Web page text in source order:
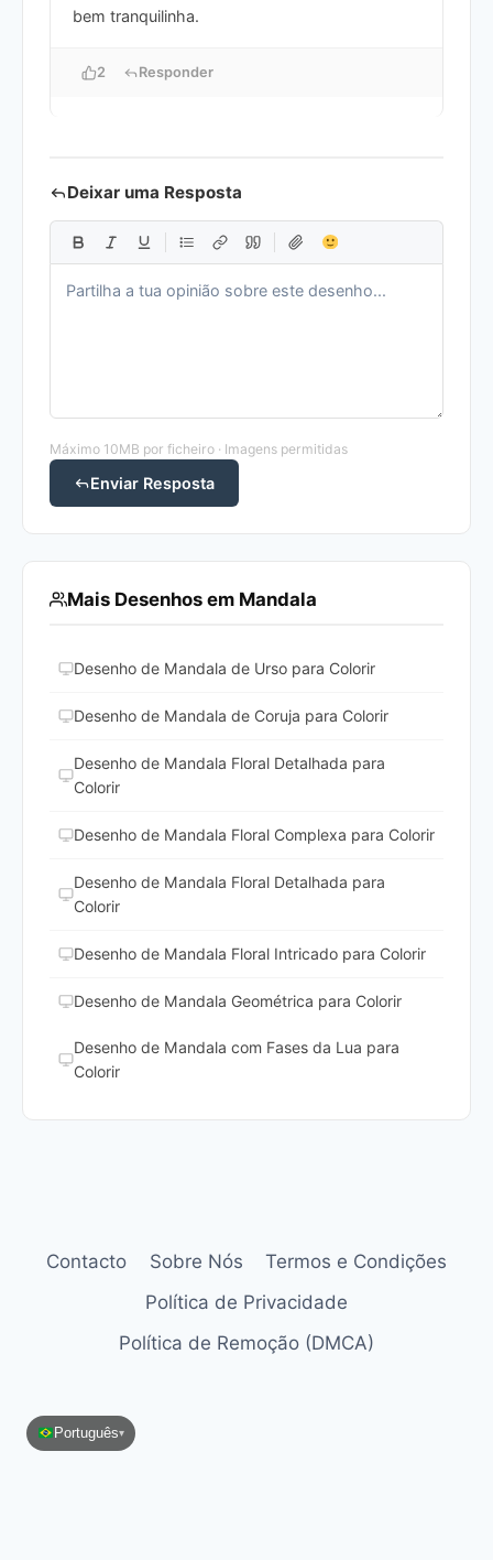
bem tranquilinha.
2 Responder
Deixar uma Resposta
Máximo 10MB por ficheiro · Imagens permitidas
Enviar Resposta
Mais Desenhos em Mandala
Desenho de Mandala de Urso para Colorir
Desenho de Mandala de Coruja para Colorir
Desenho de Mandala Floral Detalhada para
Colorir
Desenho de Mandala Floral Complexa para Colorir
Desenho de Mandala Floral Detalhada para
Colorir
Desenho de Mandala Floral Intricado para Colorir
Desenho de Mandala Geométrica para Colorir
Desenho de Mandala com Fases da Lua para
Colorir
Contacto Sobre Nós
Termos e Condições
Política de Privacidade
Política de Remoção (DMCA)
Português▾